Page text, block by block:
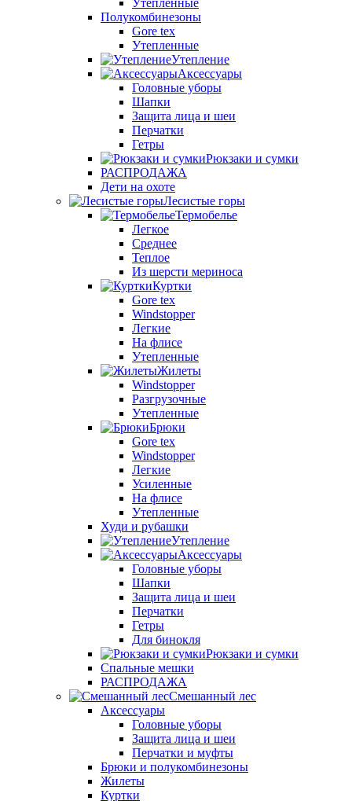
Утепленные
Полукомбинезоны
Gore tex
Утепленные
Утепление
Аксессуары
Головные уборы
Шапки
Защита лица и шеи
Перчатки
Гетры
Рюкзаки и сумки
РАСПРОДАЖА
Дети на охоте
Лесистые горы
Термобелье
Легкое
Среднее
Теплое
Из шерсти мериноса
Куртки
Gore tex
Windstopper
Легкие
На флисе
Утепленные
Жилеты
Windstopper
Разгрузочные
Утепленные
Брюки
Gore tex
Windstopper
Легкие
Усиленные
На флисе
Утепленные
Худи и рубашки
Утепление
Аксессуары
Головные уборы
Шапки
Защита лица и шеи
Перчатки
Гетры
Для бинокля
Рюкзаки и сумки
Спальные мешки
РАСПРОДАЖА
Смешанный лес
Аксессуары
Головные уборы
Защита лица и шеи
Перчатки и муфты
Брюки и полукомбинезоны
Жилеты
Куртки